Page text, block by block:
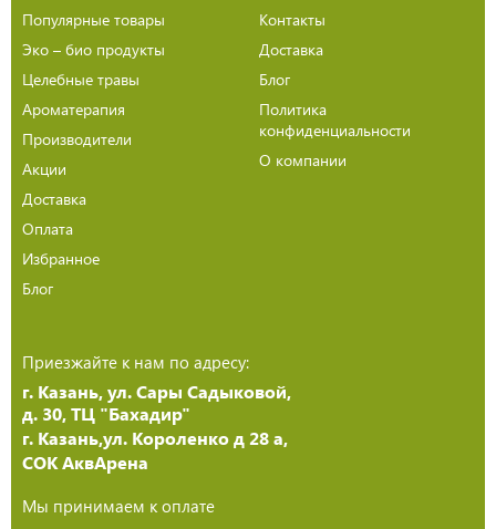
Популярные товары
Эко – био продукты
Целебные травы
Ароматерапия
Производители
Акции
Доставка
Оплата
Избранное
Блог
Контакты
Доставка
Блог
Политика
конфиденциальности
О компании
Приезжайте к нам по адресу:
г. Казань, ул. Сары Садыковой,
д. 30, ТЦ "Бахадир"
г. Казань,ул. Короленко д 28 а,
СОК АквАрена
Мы принимаем к оплате